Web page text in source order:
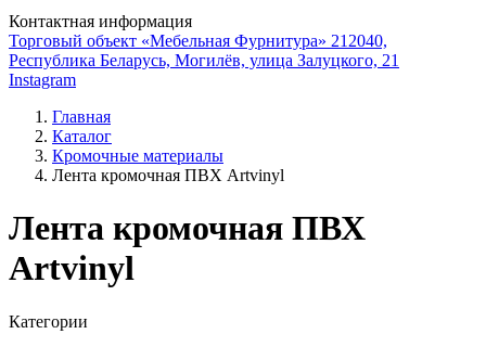
Контактная информация
Торговый объект «Мебельная Фурнитура» 212040,
Республика Беларусь, Могилёв, улица Залуцкого, 21
Instagram
Главная
Каталог
Кромочные материалы
Лента кромочная ПВХ Artvinyl
Лента кромочная ПВХ
Artvinyl
Категории